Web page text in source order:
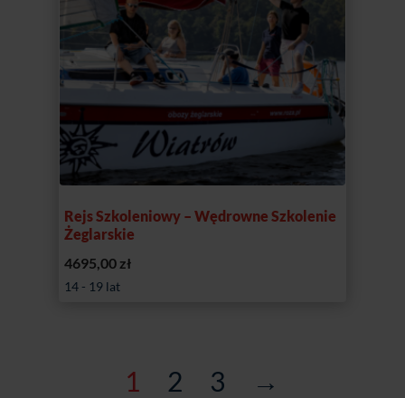
Rejs Szkoleniowy – Wędrowne Szkolenie
Żeglarskie
4695,00 zł
14 - 19 lat
1 2 3 →